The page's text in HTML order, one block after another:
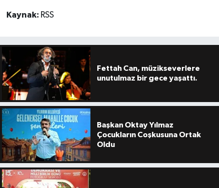
Kaynak: RSS
Fettah Can, müzikseverlere
unutulmaz bir gece yaşattı.
Başkan Oktay Yılmaz
Çocukların Coşkusuna Ortak
Oldu